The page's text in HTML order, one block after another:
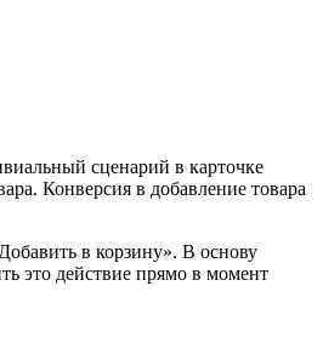
сценарий в карточке
Конверсия в добавление товара
в корзину». В основу
это действие прямо в момент